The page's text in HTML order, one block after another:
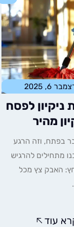
6, 2025
ניקיון לפסח
מהיר
בפתח, וזה הרגע
מתחילים להרגיש
האבק צץ מכל
עוד